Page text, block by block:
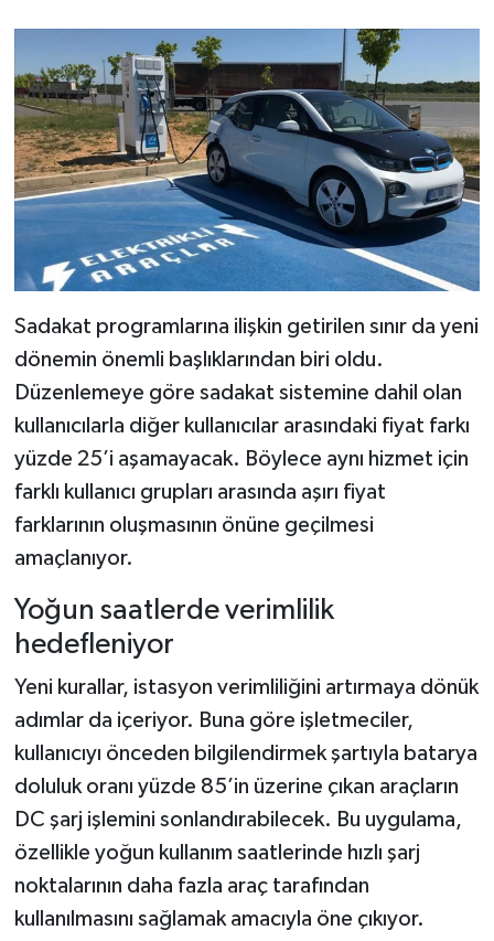
Sadakat programlarına ilişkin getirilen sınır da yeni
dönemin önemli başlıklarından biri oldu.
Düzenlemeye göre sadakat sistemine dahil olan
kullanıcılarla diğer kullanıcılar arasındaki fiyat farkı
yüzde 25’i aşamayacak. Böylece aynı hizmet için
farklı kullanıcı grupları arasında aşırı fiyat
farklarının oluşmasının önüne geçilmesi
amaçlanıyor.
Yoğun saatlerde verimlilik
hedefleniyor
Yeni kurallar, istasyon verimliliğini artırmaya dönük
adımlar da içeriyor. Buna göre işletmeciler,
kullanıcıyı önceden bilgilendirmek şartıyla batarya
doluluk oranı yüzde 85’in üzerine çıkan araçların
DC şarj işlemini sonlandırabilecek. Bu uygulama,
özellikle yoğun kullanım saatlerinde hızlı şarj
noktalarının daha fazla araç tarafından
kullanılmasını sağlamak amacıyla öne çıkıyor.